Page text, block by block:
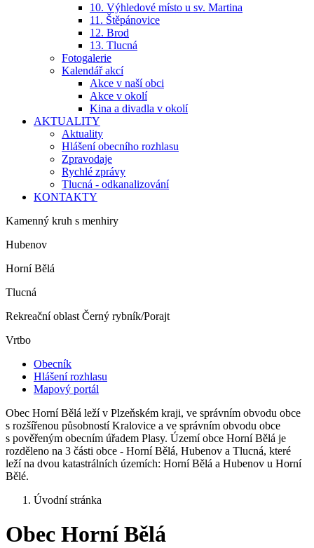
10. Výhledové místo u sv. Martina
11. Štěpánovice
12. Brod
13. Tlucná
Fotogalerie
Kalendář akcí
Akce v naší obci
Akce v okolí
Kina a divadla v okolí
AKTUALITY
Aktuality
Hlášení obecního rozhlasu
Zpravodaje
Rychlé zprávy
Tlucná - odkanalizování
KONTAKTY
Kamenný kruh s menhiry
Hubenov
Horní Bělá
Tlucná
Rekreační oblast Černý rybník/Porajt
Vrtbo
Obecník
Hlášení rozhlasu
Mapový portál
Obec Horní Bělá leží v Plzeňském kraji, ve správním obvodu obce
s rozšířenou působností Kralovice a ve správním obvodu obce
s pověřeným obecním úřadem Plasy. Území obce Horní Bělá je
rozděleno na 3 části obce - Horní Bělá, Hubenov a Tlucná, které
leží na dvou katastrálních územích: Horní Bělá a Hubenov u Horní
Bělé.
Úvodní stránka
Obec Horní Bělá